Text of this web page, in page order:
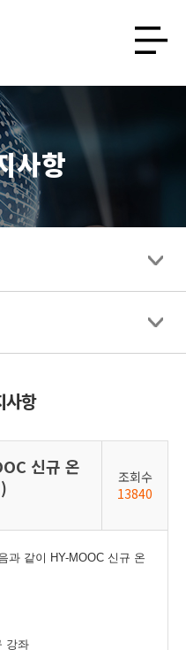
열기
사항
사항
신규 온
조회수
13840
과 같이 HY-MOOC 신규 온
강좌